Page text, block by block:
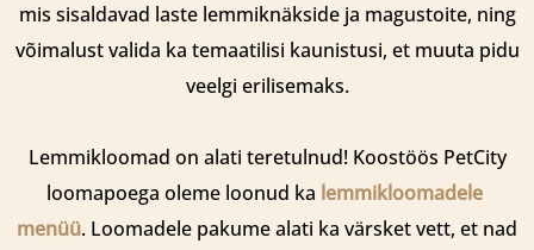
mis sisaldavad laste lemmiknäkside ja magustoite, ning
võimalust valida ka temaatilisi kaunistusi, et muuta pidu
veelgi erilisemaks.
Lemmikloomad on alati teretulnud! Koostöös PetCity
loomapoega oleme loonud ka lemmikloomadele
menüü. Loomadele pakume alati ka värsket vett, et nad